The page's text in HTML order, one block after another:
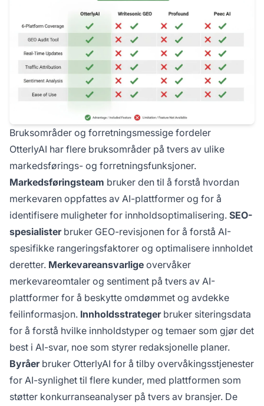
Bruksområder og forretningsmessige fordeler
OtterlyAI har flere bruksområder på tvers av ulike
markedsførings- og forretningsfunksjoner.
Markedsføringsteam bruker den til å forstå hvordan
merkevaren oppfattes av AI-plattformer og for å
identifisere muligheter for innholdsoptimalisering. SEO-
spesialisterbruker GEO-revisjonen for å forstå AI-
spesifikke rangeringsfaktorer og optimalisere innholdet
deretter. Merkevareansvarlige overvåker
merkevareomtaler og sentiment på tvers av AI-
plattformer for å beskytte omdømmet og avdekke
feilinformasjon. Innholdsstrategerbruker siteringsdata
for å forstå hvilke innholdstyper og temaer som gjør det
best i AI-svar, noe som styrer redaksjonelle planer.
Byråerbruker OtterlyAI for å tilby overvåkingsstjenester
for AI-synlighet til flere kunder, med plattformen som
støtter konkurranseanalyser på tvers av bransjer. De